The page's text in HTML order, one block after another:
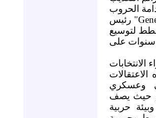
الحروب
" رئيس
لتوسيع
سنوات على
الانتخابات
وعسكري
حيث يصف
حربية